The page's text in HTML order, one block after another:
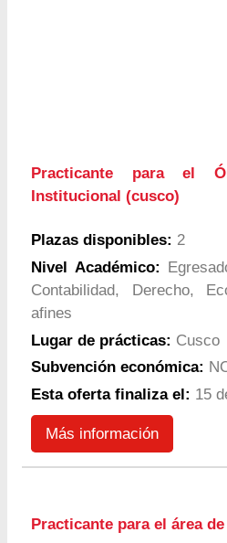
Practicante para el
Institucional (cusco)
Plazas disponibles: 2
Nivel Académico:
Contabilidad, Derecho,
afines
Lugar de prácticas: Cusco
Subvención económica:
Esta oferta finaliza el: 15
Más información
Practicante para el área